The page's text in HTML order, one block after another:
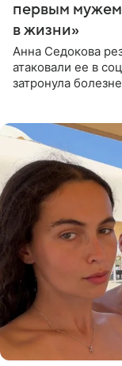
первым
в жизни»
Анна Седокова
атаковали ее в
затронула